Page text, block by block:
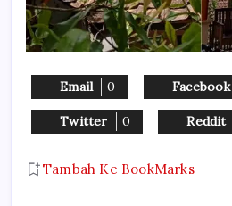
Email 0 Facebook
Twitter 0 Reddit
Tambah Ke BookMarks